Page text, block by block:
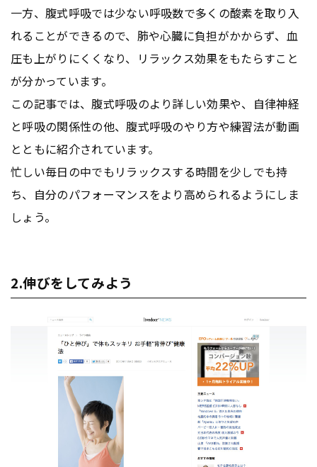
一方、腹式呼吸では少ない呼吸数で多くの酸素を取り入
れることができるので、肺や心臓に負担がかからず、血
圧も上がりにくくなり、リラックス効果をもたらすこと
が分かっています。
この記事では、腹式呼吸のより詳しい効果や、自律神経
と呼吸の関係性の他、腹式呼吸のやり方や練習法が動画
とともに紹介されています。
忙しい毎日の中でもリラックスする時間を少しでも持
ち、自分のパフォーマンスをより高められるようにしま
しょう。
2.伸びをしてみよう